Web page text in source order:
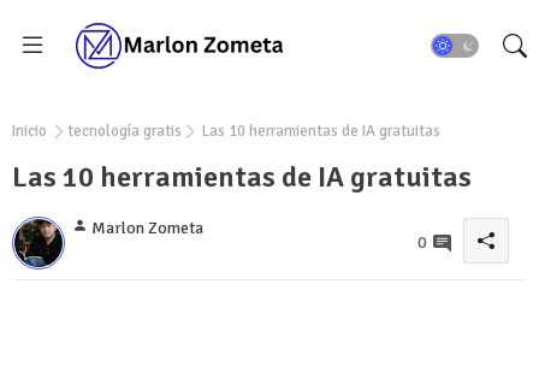
Inicio tecnología gratis Las 10 herramientas de IA gratuitas
Las 10 herramientas de IA gratuitas
Marlon Zometa
0